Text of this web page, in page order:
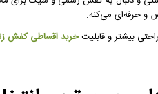
و حرفه‌ای می‌کنه.
خرید اقساطی کفش